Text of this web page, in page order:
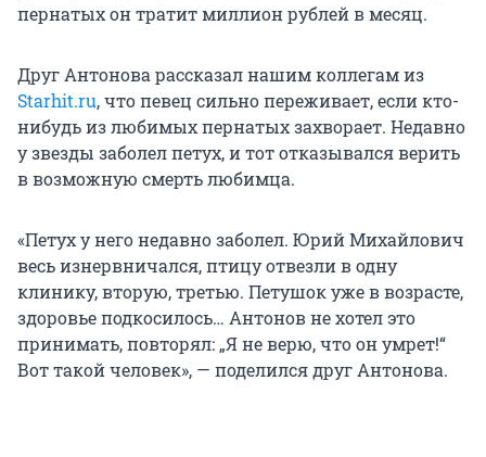
пернатых он тратит миллион рублей в месяц.
Друг Антонова рассказал нашим коллегам из
Starhit.ru, что певец сильно переживает, если кто-
нибудь из любимых пернатых захворает. Недавно
у звезды заболел петух, и тот отказывался верить
в возможную смерть любимца.
«Петух у него недавно заболел. Юрий Михайлович
весь изнервничался, птицу отвезли в одну
клинику, вторую, третью. Петушок уже в возрасте,
здоровье подкосилось… Антонов не хотел это
принимать, повторял: „Я не верю, что он умрет!“
Вот такой человек», — поделился друг Антонова.